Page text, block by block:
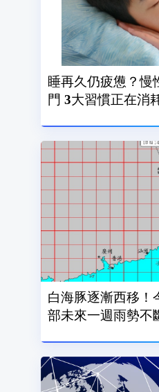
睡再久仍疲憊？慢
門 3大習慣正在消
白海豚逐漸西移
部未來一週雨勢不